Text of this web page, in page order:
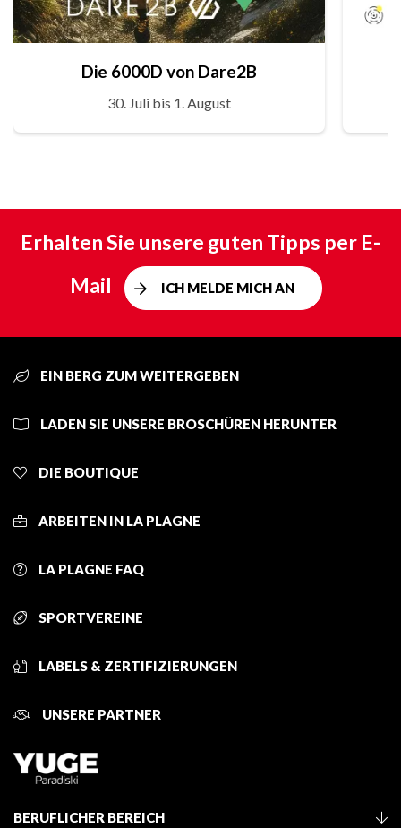
Die 6000D von Dare2B
30. Juli bis 1. August
Erhalten Sie unsere guten Tipps per E-
Mail
ICH MELDE MICH AN
EIN BERG ZUM WEITERGEBEN
LADEN SIE UNSERE BROSCHÜREN HERUNTER
DIE BOUTIQUE
ARBEITEN IN LA PLAGNE
LA PLAGNE FAQ
SPORTVEREINE
LABELS & ZERTIFIZIERUNGEN
UNSERE PARTNER
BERUFLICHER BEREICH